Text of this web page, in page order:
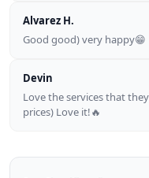
Alvarez H.
Good good) very happy😁
Devin
Love the services that
prices) Love it!🔥